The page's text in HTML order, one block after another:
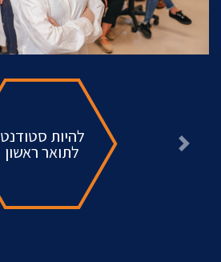
להיות סטודנט
לתואר ראשון